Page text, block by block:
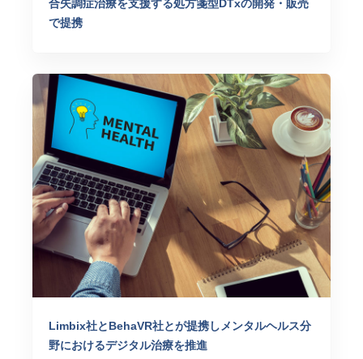
合失調症治療を支援する処方箋型DTxの開発・販売
で提携
Limbix社とBehaVR社とが提携しメンタルヘルス分
野におけるデジタル治療を推進